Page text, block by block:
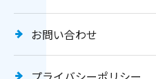
お問い合わせ